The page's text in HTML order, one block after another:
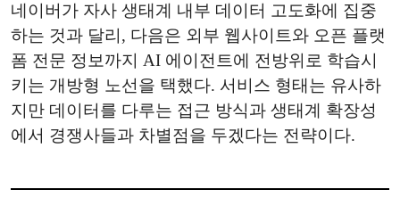
네이버가 자사 생태계 내부 데이터 고도화에 집중
하는 것과 달리, 다음은 외부 웹사이트와 오픈 플랫
폼 전문 정보까지 AI 에이전트에 전방위로 학습시
키는 개방형 노선을 택했다. 서비스 형태는 유사하
지만 데이터를 다루는 접근 방식과 생태계 확장성
에서 경쟁사들과 차별점을 두겠다는 전략이다.